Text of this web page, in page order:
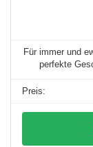
Für immer und
perfekte